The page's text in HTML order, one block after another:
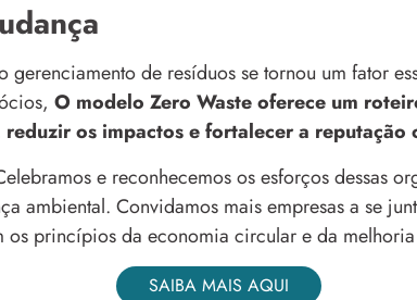
gerenciamento de resíduos se tornou um fator
O modelo Zero Waste oferece um
os impactos e fortalecer a reputação
e reconhecemos os esforços dessas
ambiental. Convidamos mais empresas a se
os princípios da economia circular e da
SAIBA MAIS AQUI